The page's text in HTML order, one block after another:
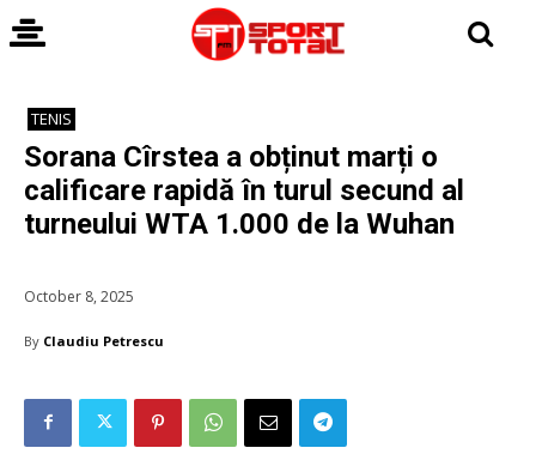
TENIS
Sorana Cîrstea a obținut marți o
calificare rapidă în turul secund al
turneului WTA 1.000 de la Wuhan
October 8, 2025
By Claudiu Petrescu